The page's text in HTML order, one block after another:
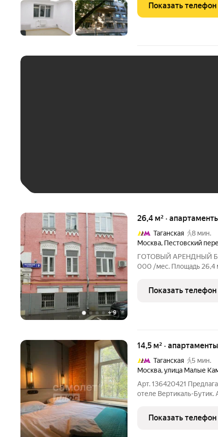
Показать телефон
+9
26,4 м² ·
Таганская
8 мин.
Москва, Пестовский
ГОТОВЫЙ АРЕНДНЫЙ БИЗНЕС
000 /мес. Площадь 26,4 м 3 этаж Почему это покупают за 2 дня?
арендатором и историей
следующий месяц у вас
Показать телефон
14,5 м² ·
Таганская
5 мин.
Москва,улица Малые
Арт. 136420421
отеле Вертикаль-Бутик.
приносит около 100
долгосрочную
Показать телефон